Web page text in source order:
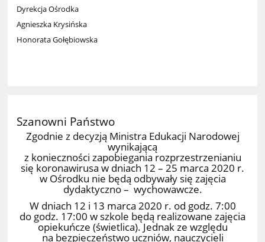
Dyrekcja Ośrodka
Agnieszka Krysińska
Honorata Gołębiowska
Szanowni Państwo
Zgodnie z decyzją Ministra Edukacji Narodowej
wynikającą
z konieczności zapobiegania rozprzestrzenianiu
się koronawirusa w dniach 12 – 25 marca 2020 r.
w Ośrodku nie będą odbywały się zajęcia
dydaktyczno – wychowawcze.
W dniach 12 i 13 marca 2020 r. od godz. 7:00
do godz. 17:00 w szkole będą realizowane zajęcia
opiekuńcze (świetlica). Jednak ze względu
na bezpieczeństwo uczniów, nauczycieli